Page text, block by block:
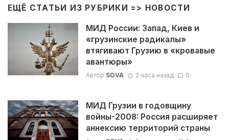
ЕЩЁ СТАТЬИ ИЗ РУБРИКИ => НОВОСТИ
МИД России: Запад, Киев и
«грузинские радикалы»
втягивают Грузию в «кровавые
авантюры»
Автор SOVA 2 часа назад 0
МИД Грузии в годовщину
войны-2008: Россия расширяет
аннексию территорий страны